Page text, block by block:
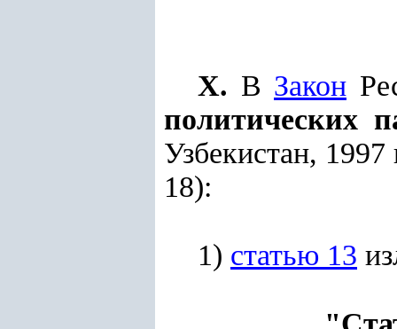
X. В Закон
политических
Узбекистан,
18):
1) статью 13